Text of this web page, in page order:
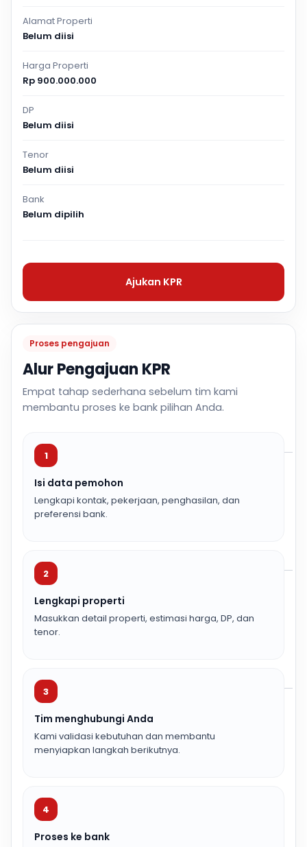
Proses pengajuan
Alur Pengajuan KPR
Empat tahap sederhana sebelum tim kami
membantu proses ke bank pilihan Anda.
1
Isi data pemohon
Lengkapi kontak, pekerjaan, penghasilan, dan
preferensi bank.
2
Lengkapi properti
Masukkan detail properti, estimasi harga, DP, dan
tenor.
3
Tim menghubungi Anda
Kami validasi kebutuhan dan membantu
menyiapkan langkah berikutnya.
4
Proses ke bank
Alamat Properti
Belum diisi
Harga Properti
Rp 900.000.000
DP
Belum diisi
Tenor
Belum diisi
Bank
Belum dipilih
Ajukan KPR